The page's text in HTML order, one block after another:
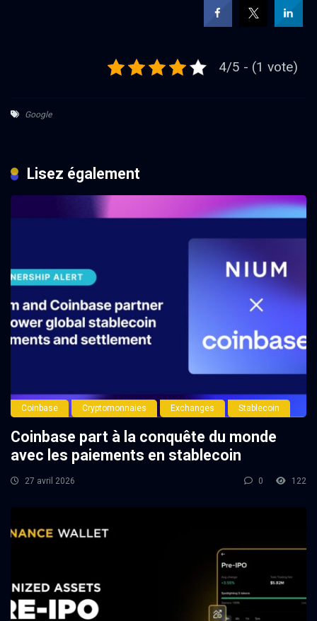
4/5 - (1 vote)
Google
Lisez également
Coinbase Cryptomonnaies Exchanges Stablecoin
Coinbase part à la conquête du monde
avec les paiements en stablecoin
27 avril 2026 0 122